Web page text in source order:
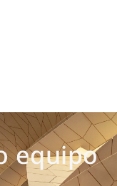
equipo